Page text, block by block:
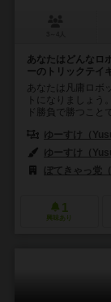
あなたはどんなロ
ーのトリックテイ
あなたは凡庸ロボ
トになりましょ
ド勝負で勝つこと
ゆーすけ（
ゆーすけ（
ぽてきゃっ党
1
興味あり